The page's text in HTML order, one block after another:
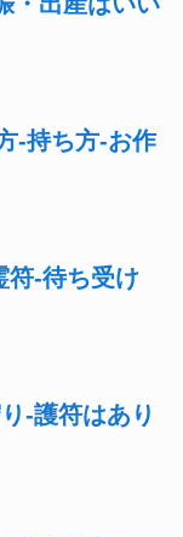
-持ち方-お作
符-待ち受け
-護符はあり